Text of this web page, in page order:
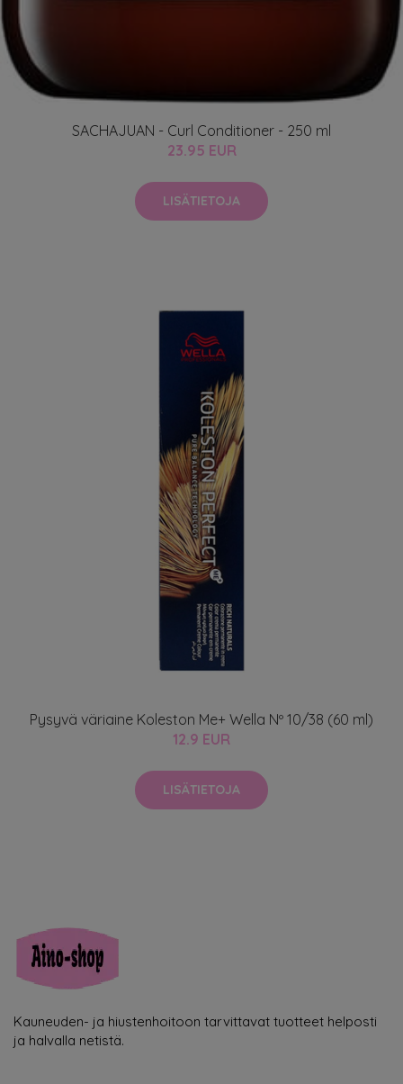
SACHAJUAN - Curl Conditioner - 250 ml
23.95 EUR
LISÄTIETOJA
Pysyvä väriaine Koleston Me+ Wella Nº 10/38 (60 ml)
12.9 EUR
LISÄTIETOJA
Kauneuden- ja hiustenhoitoon tarvittavat tuotteet helposti
ja halvalla netistä.